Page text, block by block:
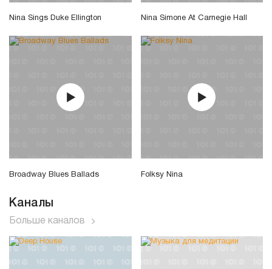
Nina Sings Duke Ellington Nina Simone At Carnegie Hall
Broadway Blues Ballads Folksy Nina
Каналы
Больше каналов